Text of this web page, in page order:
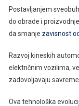
Postavljanjem
do obrade i
da smanje zavisnost
Razvoj kineskih
električnim vozilima,
zadovoljavaju
Ova tehnološka